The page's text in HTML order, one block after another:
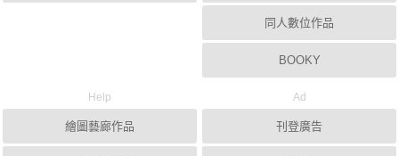
同人數位作品
BOOKY
Help
繪圖藝廊作品
Ad
刊登廣告